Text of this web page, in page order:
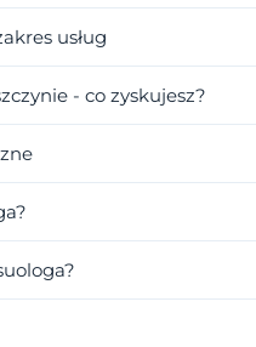
usług
- co zyskujesz?